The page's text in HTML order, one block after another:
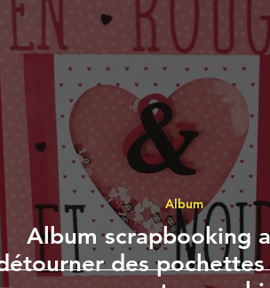
Album scrapbooking
des pochettes
Album